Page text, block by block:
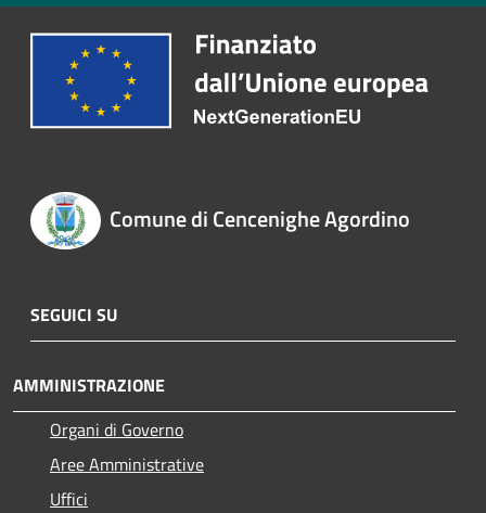
Comune di Cencenighe Agordino
SEGUICI SU
AMMINISTRAZIONE
Organi di Governo
Aree Amministrative
Uffici